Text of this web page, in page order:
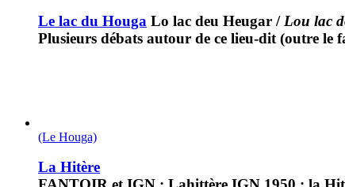
Le lac du Houga Lo lac deu Heugar / Lou lac
Plusieurs débats autour de ce lieu-dit (outre
(Le Houga)
La Hitère